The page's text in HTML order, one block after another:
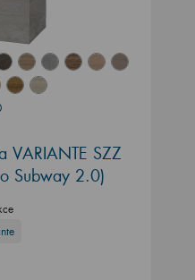
VARIANTE SZZ
Subway 2.0)